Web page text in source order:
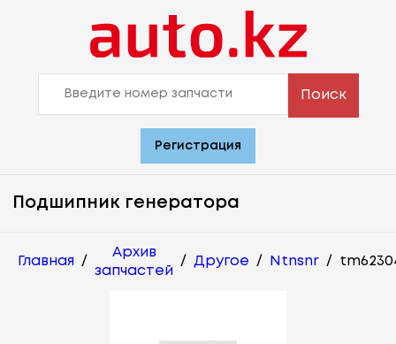
Поиск
Регистрация
Подшипник генератора
Главная /
Архив
запчастей
/ Другое / Ntnsnr /